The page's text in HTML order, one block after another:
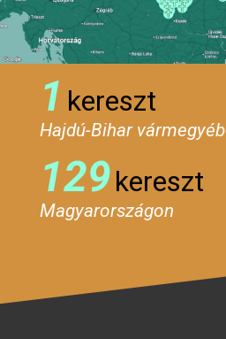
1 kereszt
Hajdú-Bihar
129kereszt
Magyarországon